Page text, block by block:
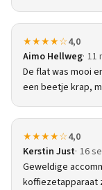
★★★★☆4,0
Aimo Hellweg 11
De flat was mooi
een beetje krap,
★★★★☆4,0
Kerstin Just 16
Geweldige
koffiezetapparaat